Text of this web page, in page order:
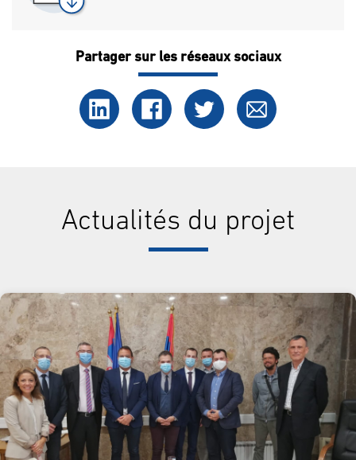
Partager sur les réseaux sociaux
Actualités du projet